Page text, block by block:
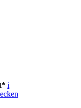
i